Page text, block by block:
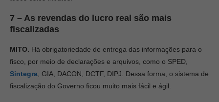
7 – As revendas do lucro real são mais
fiscalizadas
MITO. Há obrigatoriedade de entrega das informações para o
fisco, por meio de declarações e arquivos, como o SPED,
Sintegra , GIA, DACON, DCTF, DIPJ. Dessa forma, o sistema de
fiscalização do Governo ficou muito mais fácil e ágil.